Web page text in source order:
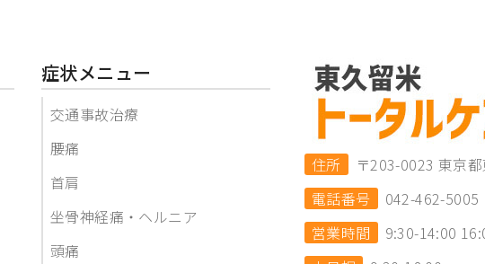
症状メニュー
交通事故治療
腰痛
首肩
坐骨神経痛・ヘルニア
頭痛
住所
〒203-0023 東京
電話番号
042-462-5005
営業時間
9:30-14:00